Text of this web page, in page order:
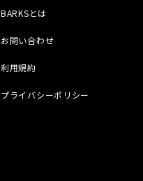
BARKSとは
お問い合わせ
利用規約
プライバシーポリシー